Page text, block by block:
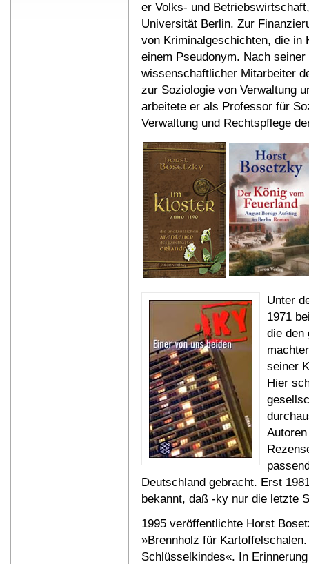
er Volks- und
Universität Berlin. Zur
von Kriminalgeschichten, die in
einem Pseudonym. Nach
wissenschaftlicher Mitarbeiter
zur Soziologie von Verwaltung
arbeitete er als Professor für
Verwaltung und Rechtspflege
Unter
1971
die den
seiner
Hier
Deutschland gebracht. Erst
bekannt, daß -ky nur die letzte
1995 veröffentlichte Horst
»Brennholz für
Schlüsselkindes«. In